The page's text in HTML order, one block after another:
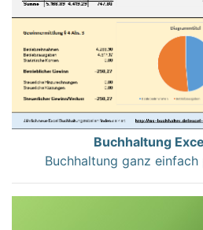
Buchhaltung
Buchhaltung ganz einfach